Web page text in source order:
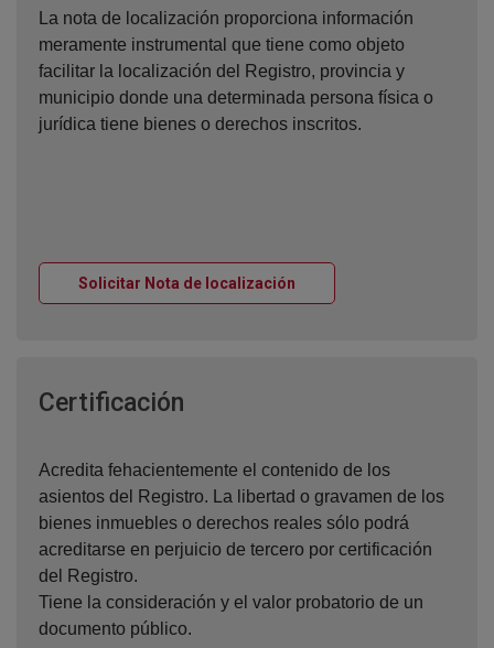
La nota de localización proporciona información
meramente instrumental que tiene como objeto
facilitar la localización del Registro, provincia y
municipio donde una determinada persona física o
jurídica tiene bienes o derechos inscritos.
Solicitar Nota de localización
Certificación
Acredita fehacientemente el contenido de los
asientos del Registro. La libertad o gravamen de los
bienes inmuebles o derechos reales sólo podrá
acreditarse en perjuicio de tercero por certificación
del Registro.
Tiene la consideración y el valor probatorio de un
documento público.